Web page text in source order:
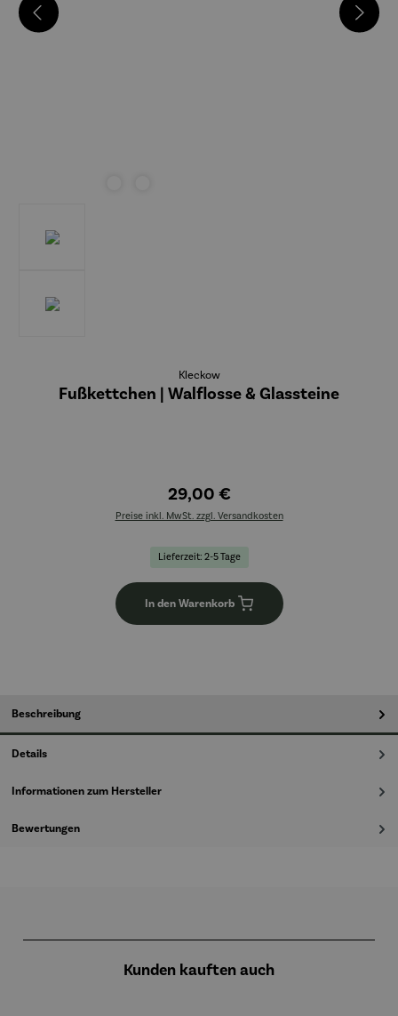
Kleckow
Fußkettchen | Walflosse & Glassteine
29,00 €
Preise inkl. MwSt. zzgl. Versandkosten
Lieferzeit: 2-5 Tage
In den Warenkorb
Beschreibung
Details
Informationen zum Hersteller
Bewertungen
Kunden kauften auch